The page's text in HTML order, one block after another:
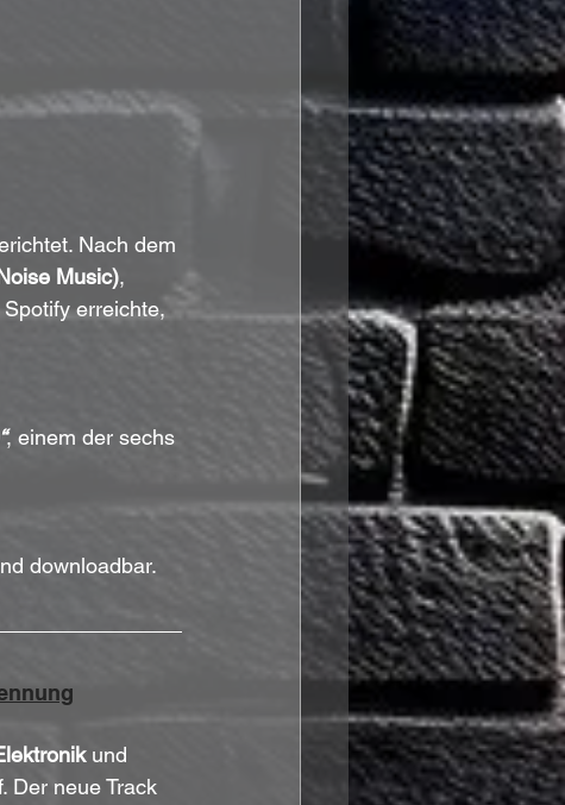
Nach dem
Music),
erreichte,
, einem der sechs
downloadbar.
und
Der neue Track